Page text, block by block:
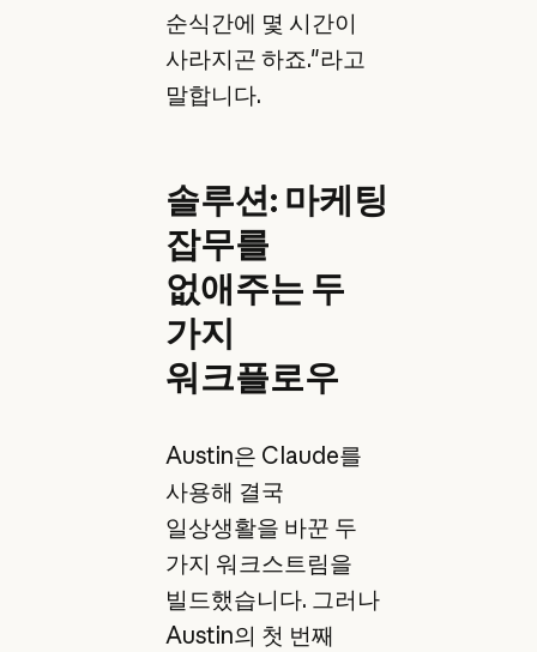
순식간에 몇 시간이
사라지곤 하죠."라고
말합니다.
솔루션: 마케팅
잡무를
없애주는 두
가지
워크플로우
Austin은 Claude를
사용해 결국
일상생활을 바꾼 두
가지 워크스트림을
빌드했습니다. 그러나
Austin의 첫 번째